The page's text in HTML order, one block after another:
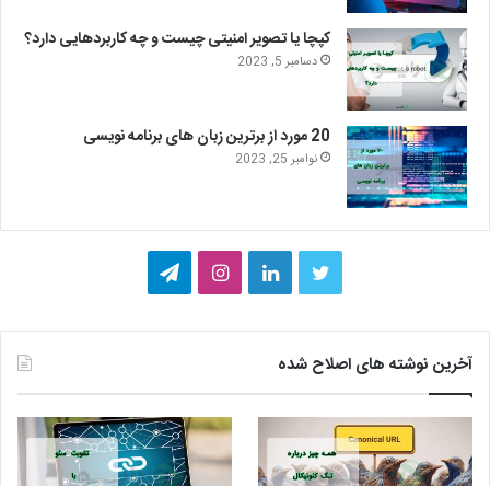
کپچا یا تصویر امنیتی چیست و چه کاربردهایی دارد؟
دسامبر 5, 2023
20 مورد از برترین زبان های برنامه نویسی
نوامبر 25, 2023
ی
ی
ت
ک
س
ت
ر
ا
آخرین نوشته های اصلاح شده